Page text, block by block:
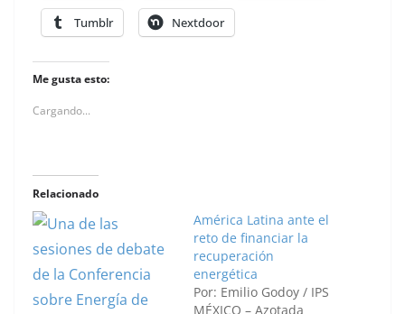
Tumblr Nextdoor
Me gusta esto:
Cargando...
Relacionado
América Latina ante el
reto de financiar la
recuperación
energética
Por: Emilio Godoy / IPS
MÉXICO – Azotada